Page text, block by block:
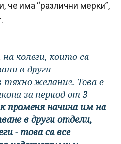
че има “различни мерки”,
на колеги, които са
в други
тяхно желание. Това е
за период от 3
променя начина им на
в други отдели,
- това са все